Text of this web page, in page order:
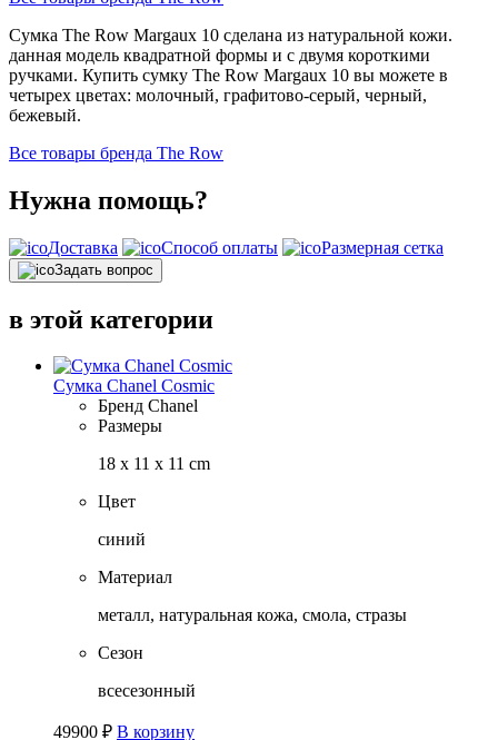
Сумка The Row Margaux 10 сделана из натуральной кожи.
данная модель квадратной формы и с двумя короткими
ручками. Купить сумку The Row Margaux 10 вы можете в
четырех цветах: молочный, графитово-серый, черный,
бежевый.
Все товары бренда The Row
Нужна помощь?
Доставка Способ оплаты Размерная сетка
Задать вопрос
в этой категории
Сумка Chanel Cosmic
Бренд Chanel
Размеры
18 x 11 x 11 cm
Цвет
синий
Материал
металл, натуральная кожа, смола, стразы
Сезон
всесезонный
49900 ₽ В корзину